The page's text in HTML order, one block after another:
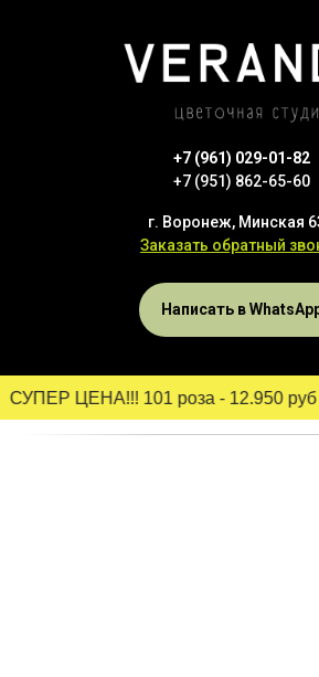
+7 (961) 029-01-82
+7 (951) 862-65-60
г. Воронеж, Минская
Заказать обратный
Написать в
СУПЕР ЦЕНА!!! 101 роза - 12.950 руб